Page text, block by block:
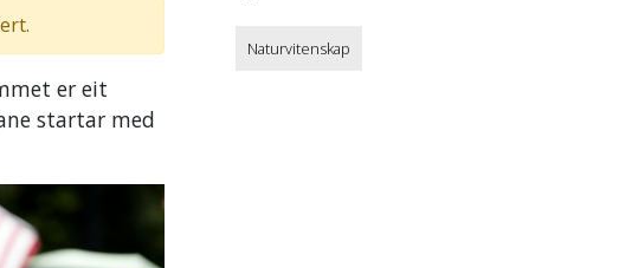
Naturvitenskap
er eit
startar med